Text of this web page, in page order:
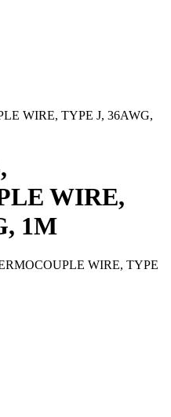
WIRE, TYPE J, 36AWG,
WIRE,
1M